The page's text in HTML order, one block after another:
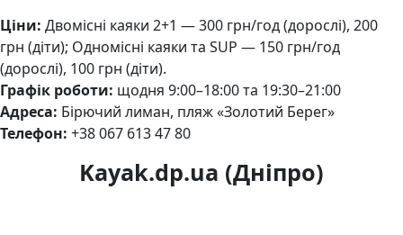
Ціни: Двомісні каяки 2+1 — 300 грн/год (дорослі), 200
грн (діти); Одномісні каяки та SUP — 150 грн/год
(дорослі), 100 грн (діти).
Графік роботи: щодня 9:00–18:00 та 19:30–21:00
Адреса: Бірючий лиман, пляж «Золотий Берег»
Телефон: +38 067 613 47 80
Kayak.dp.ua (Дніпро)